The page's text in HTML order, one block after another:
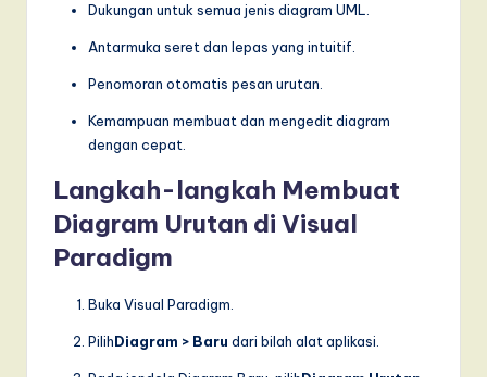
Dukungan untuk semua jenis diagram UML.
Antarmuka seret dan lepas yang intuitif.
Penomoran otomatis pesan urutan.
Kemampuan membuat dan mengedit diagram
dengan cepat.
Langkah-langkah Membuat
Diagram Urutan di Visual
Paradigm
Buka Visual Paradigm.
PilihDiagram > Baru dari bilah alat aplikasi.